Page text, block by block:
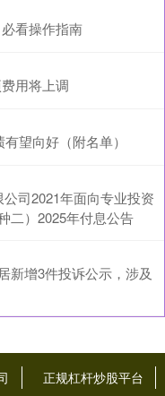
看操作指南
用将上调
望向好（附名单）
司2021年面向专业投资
二）2025年付息公告
新增3件投诉公示，涉及
正规杠杆炒股平台